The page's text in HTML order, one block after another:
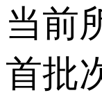
当前
首批